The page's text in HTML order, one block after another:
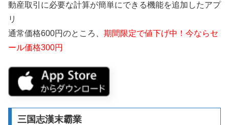
動産取引に必要な計算が簡単にできる機能を追加したアプ
リ
通常価格600円のところ、 期間限定で値下げ中！今ならセ
ール価格300円
三国志漢末霸業